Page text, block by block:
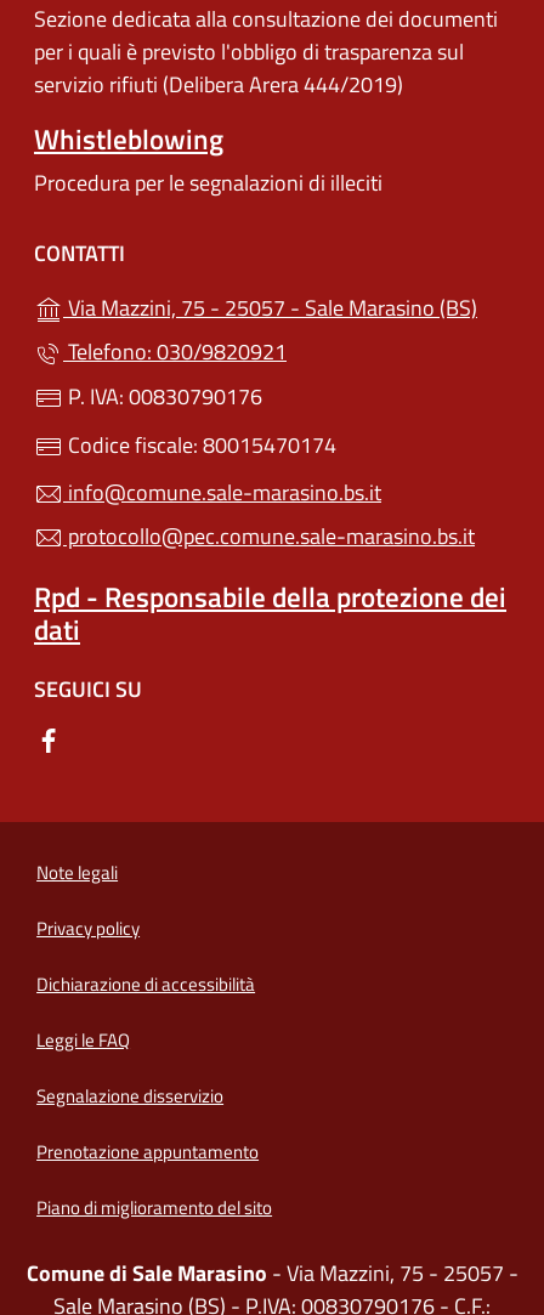
Sezione dedicata alla consultazione dei documenti
per i quali è previsto l'obbligo di trasparenza sul
servizio rifiuti (Delibera Arera 444/2019)
Whistleblowing
Procedura per le segnalazioni di illeciti
CONTATTI
Via Mazzini, 75 - 25057 - Sale Marasino (BS)
Telefono: 030/9820921
P. IVA: 00830790176
Codice fiscale: 80015470174
info@comune.sale-marasino.bs.it
protocollo@pec.comune.sale-marasino.bs.it
Rpd - Responsabile della protezione dei
dati
SEGUICI SU
Note legali
Privacy policy
Dichiarazione di accessibilità
Leggi le FAQ
Segnalazione disservizio
Prenotazione appuntamento
Piano di miglioramento del sito
Comune di Sale Marasino - Via Mazzini, 75 - 25057 -
Sale Marasino (BS) - P.IVA: 00830790176 - C.F.: